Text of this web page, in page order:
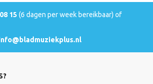
15 (6 dagen per week bereikbaar) of